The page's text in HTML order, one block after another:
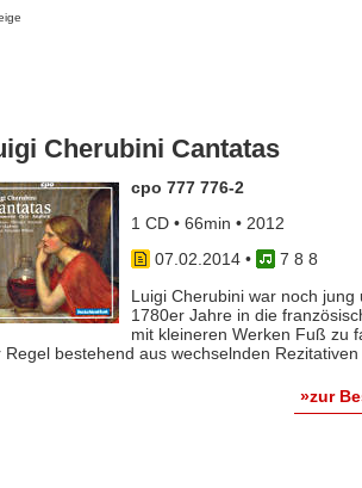
Cherubini Cantatas
cpo 777 776-2
1 CD • 66min • 2012
07.02.2014•
7 8 8
Luigi Cherubini war noch
1780er Jahre in die
mit kleineren Werken Fuß zu
Regel bestehend aus wechselnden Rezitativen
»zur